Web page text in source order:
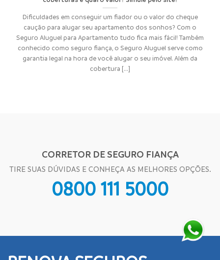
Dificuldades em conseguir um fiador ou o valor do cheque
caução para alugar seu apartamento dos sonhos? Com o
Seguro Aluguel para Apartamento tudo fica mais fácil! Também
conhecido como seguro fiança, o Seguro Aluguel serve como
garantia legal na hora de você alugar o seu imóvel. Além da
cobertura [...]
CORRETOR DE SEGURO FIANÇA
TIRE SUAS DÚVIDAS E CONHEÇA AS MELHORES OPÇÕES.
0800 111 5000